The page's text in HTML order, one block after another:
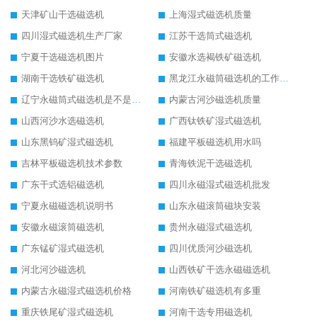
天津矿山干选磁选机
上海湿式磁选机质量
四川湿式磁选机生产厂家
江苏干选筒式磁选机
宁夏干选磁选机图片
安徽水选褐铁矿磁选机
湖南干选铁矿磁选机
黑龙江永磁筒磁选机的工作原理
辽宁永磁筒式磁选机是不是强磁
内蒙古河沙磁选机质量
山西河沙水选磁选机
广西钛铁矿湿式磁选机
山东黑钨矿湿式磁选机
福建平板磁选机用水吗
吉林平板磁选机技术参数
青海铁泥干选磁选机
广东干式选铝磁选机
四川永磁湿式磁选机批发
宁夏永磁磁选机说明书
山东永磁滚筒磁块安装
安徽永磁滚筒磁选机
贵州永磁湿式磁选机
广东锰矿湿式磁选机
四川优质河沙磁选机
河北河沙磁选机
山西铁矿干选永磁磁选机
内蒙古永磁湿式磁选机价格
河南铁矿磁选机有多重
重庆铁尾矿湿式磁选机
河南干选专用磁选机